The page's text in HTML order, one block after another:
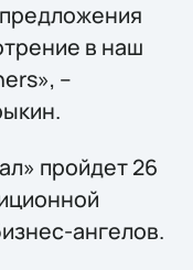
в наш
–
пройдет 26
ангелов.